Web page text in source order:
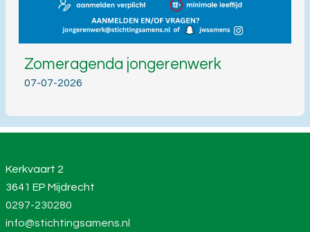
Zomeragenda jongerenwerk
07-07-2026
Kerkvaart 2
3641 EP Mijdrecht
0297-230280
info@stichtingsamens.nl